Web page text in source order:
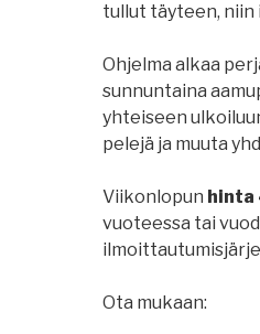
tullut täyteen, niin
Ohjelma alkaa
sunnuntaina
yhteiseen
pelejä ja muuta
Viikonlopun hinta
vuoteessa tai
Ota mukaan: